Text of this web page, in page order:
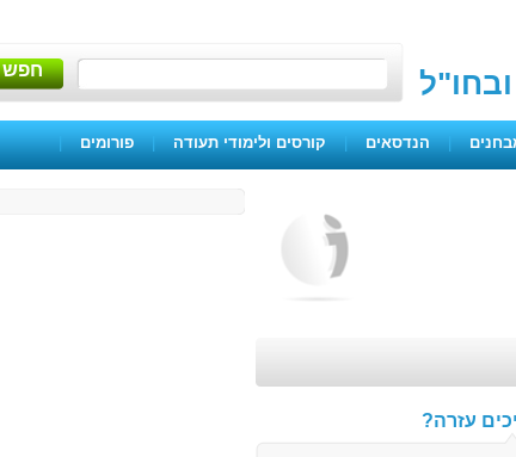
חפש
| הנדסאים | קורסים ולימודי תעודה | פורומים |
עזרה?